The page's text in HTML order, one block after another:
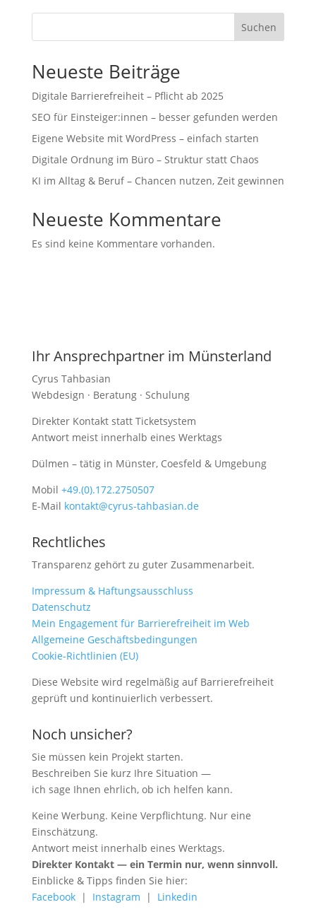
Suchen
Neueste Beiträge
Digitale Barrierefreiheit – Pflicht ab 2025
SEO für Einsteiger:innen – besser gefunden werden
Eigene Website mit WordPress – einfach starten
Digitale Ordnung im Büro – Struktur statt Chaos
KI im Alltag & Beruf – Chancen nutzen, Zeit gewinnen
Neueste Kommentare
Es sind keine Kommentare vorhanden.
Ihr Ansprechpartner im Münsterland
Cyrus Tahbasian
Webdesign · Beratung · Schulung
Direkter Kontakt statt Ticketsystem
Antwort meist innerhalb eines Werktags
Dülmen – tätig in Münster, Coesfeld & Umgebung
Mobil +49.(0).172.2750507
E-Mail kontakt@cyrus-tahbasian.de
Rechtliches
Transparenz gehört zu guter Zusammenarbeit.
Impressum & Haftungsausschluss
Datenschutz
Mein Engagement für Barrierefreiheit im Web
Allgemeine Geschäftsbedingungen
Cookie-Richtlinien (EU)
Diese Website wird regelmäßig auf Barrierefreiheit
geprüft und kontinuierlich verbessert.
Noch unsicher?
Sie müssen kein Projekt starten.
Beschreiben Sie kurz Ihre Situation —
ich sage Ihnen ehrlich, ob ich helfen kann.
Keine Werbung. Keine Verpflichtung. Nur eine
Einschätzung.
Antwort meist innerhalb eines Werktags.
Direkter Kontakt — ein Termin nur, wenn sinnvoll.
Einblicke & Tipps finden Sie hier:
Facebook| Instagram | Linkedin